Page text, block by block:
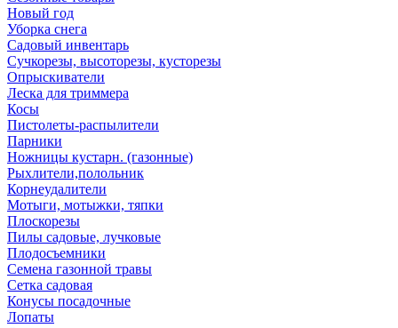
Новый год
Уборка снега
Садовый инвентарь
Сучкорезы, высоторезы, кусторезы
Опрыскиватели
Леска для триммера
Косы
Пистолеты-распылители
Парники
Ножницы кустарн. (газонные)
Рыхлители,полольник
Корнеудалители
Мотыги, мотыжки, тяпки
Плоскорезы
Пилы садовые, лучковые
Плодосъемники
Семена газонной травы
Сетка садовая
Конусы посадочные
Лопаты